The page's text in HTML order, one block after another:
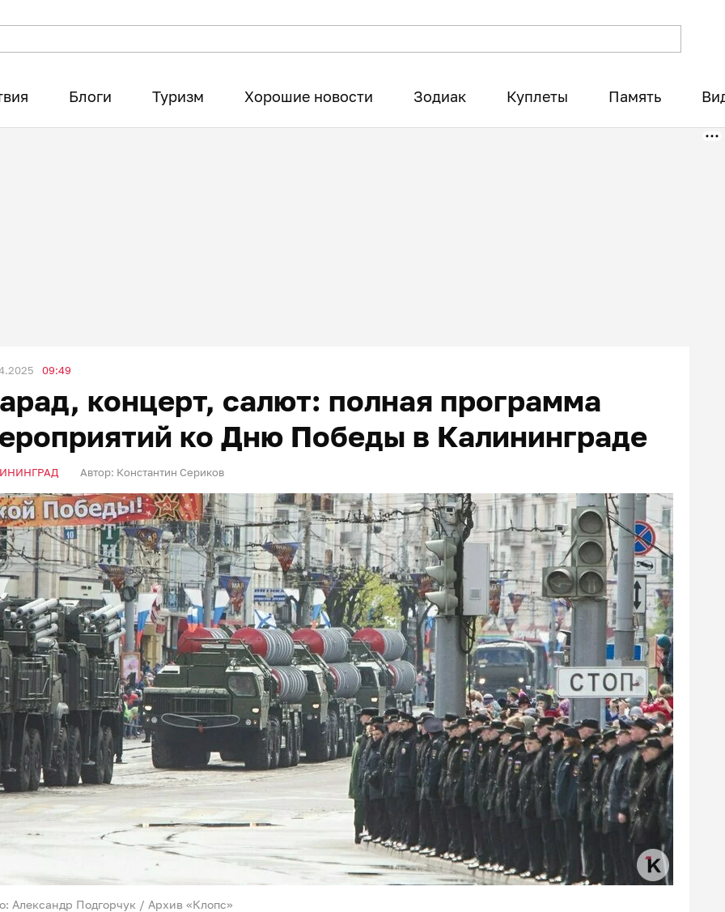
Блоги Туризм Хорошие новости Зодиак Куплеты Память
09:49
концерт, салют: полная программа
ко Дню Победы в Калининграде
Автор: Константин Сериков
Александр Подгорчук / Архив «Клопс»